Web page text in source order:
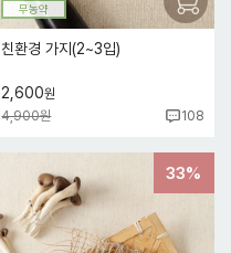
무농약
친환경 가지(2~3입)
2,600원
4,900원
108
33%